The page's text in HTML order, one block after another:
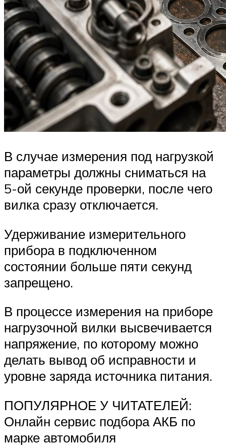
В случае измерения под нагрузкой
параметры должны сниматься на
5-ой секунде проверки, после чего
вилка сразу отключается.
Удерживание измерительного
прибора в подключенном
состоянии больше пяти секунд
запрещено.
В процессе измерения на приборе
нагрузочной вилки высвечивается
напряжение, по которому можно
делать вывод об исправности и
уровне заряда источника питания.
ПОПУЛЯРНОЕ У ЧИТАТЕЛЕЙ:
Онлайн сервис подбора АКБ по
марке автомобиля